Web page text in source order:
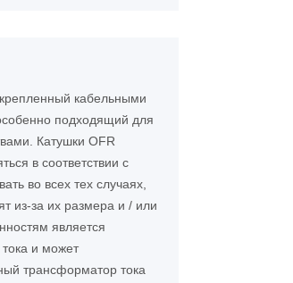
кабельными
подходящий для
Катушки OFR
в соответствии с
во всех тех случаях,
из-за их размера и / или
является
и может
трансформатор тока